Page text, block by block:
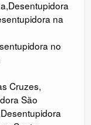
,Desentupidora
na
no
Cruzes,
São
Desentupidora